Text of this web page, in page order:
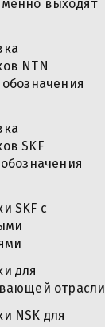
выходят
NTN
SKF
SKF с
для
отрасли
NSK для